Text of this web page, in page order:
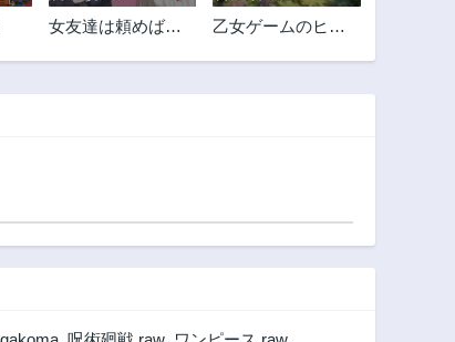
女友達は頼めば意
乙女ゲームのヒロ